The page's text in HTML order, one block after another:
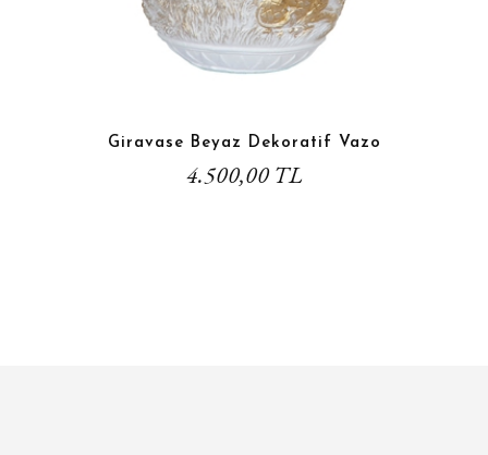
Giravase Beyaz Dekoratif Vazo
4.500,00 TL